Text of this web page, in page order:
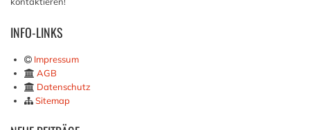
INFO-LINKS
Impressum
AGB
Datenschutz
Sitemap